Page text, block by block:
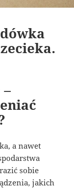
a nawet
sobie
jakich